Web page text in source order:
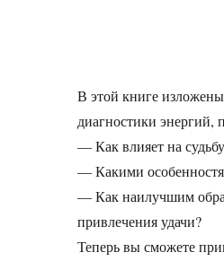
В этой книге
диагностики энергий,
— Как влияет на
— Какими
— Как наилучшим
привлечения удачи?
Теперь вы сможете